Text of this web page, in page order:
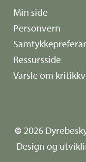
Min side
Personvern
Ressursside
Varsle om
© 2026
Design og